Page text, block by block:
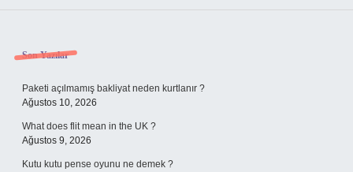
Sidebar
Son Yazılar
Paketi açılmamış bakliyat neden kurtlanır ?
Ağustos 10, 2026
What does flit mean in the UK ?
Ağustos 9, 2026
Kutu kutu pense oyunu ne demek ?